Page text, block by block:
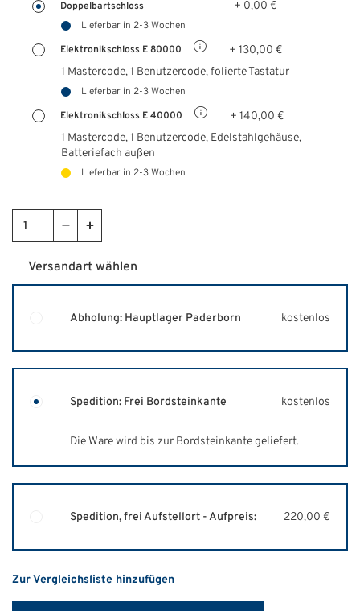
Doppelbartschloss + 0,00 €
Lieferbar in 2-3 Wochen
Elektronikschloss E 80000
+ 130,00 €
1 Mastercode, 1 Benutzercode, folierte Tastatur
Lieferbar in 2-3 Wochen
Elektronikschloss E 40000
+ 140,00 €
1 Mastercode, 1 Benutzercode, Edelstahlgehäuse,
Batteriefach außen
Lieferbar in 2-3 Wochen
Versandart wählen
Abholung: Hauptlager Paderborn kostenlos
Spedition: Frei Bordsteinkante kostenlos
Die Ware wird bis zur Bordsteinkante geliefert.
Spedition, frei Aufstellort - Aufpreis: 220,00 €
Zur Vergleichsliste hinzufügen